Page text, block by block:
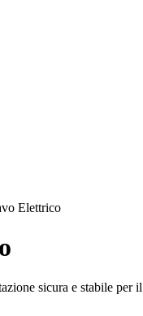
Elettrico
sicura e stabile